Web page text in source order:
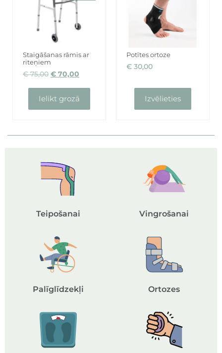
Staigāšanas rāmis ar
riteņiem
€75,00 € 70,00
Ielikt grozā
Potītes ortoze
€ 30,00
Izvēlieties
Teipošanai Vingrošanai
Palīglīdzekļi Ortozes